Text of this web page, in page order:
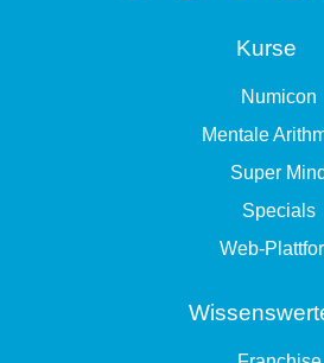
Kurse
Numicon
Mentale
Super Mind
Specials
Web-